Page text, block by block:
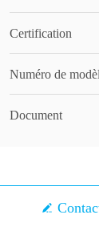
Certification
Numéro de
Document